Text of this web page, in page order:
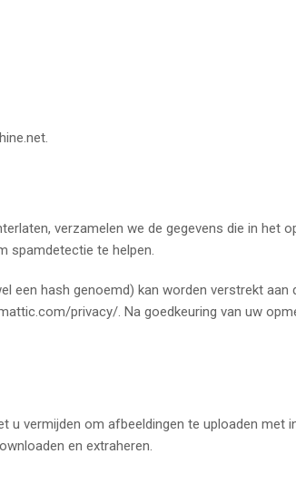
verzamelen we de gegevens die in het
spamdetectie te helpen.
een hash genoemd) kan worden verstrekt
privacy/. Na goedkeuring van uw
u vermijden om afbeeldingen te uploaden met
en extraheren.